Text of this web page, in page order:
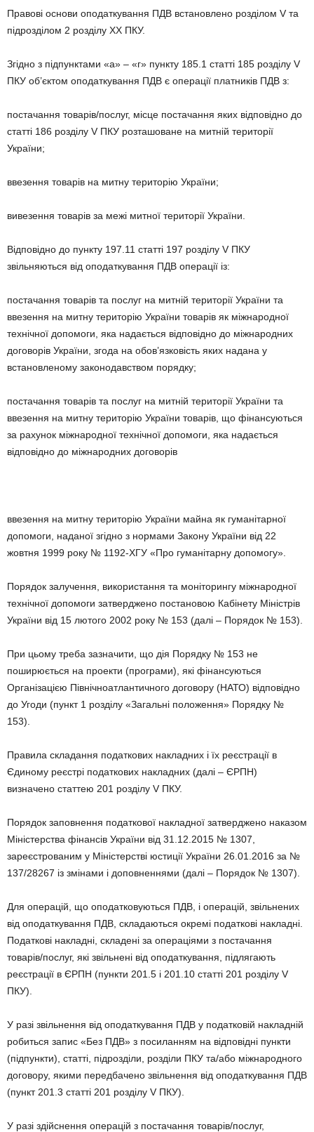
Правові основи оподаткування ПДВ встановлено розділом V та
підрозділом 2 розділу XX ПКУ.
Згідно з підпунктами «а» – «г» пункту 185.1 статті 185 розділу V
ПКУ об’єктом оподаткування ПДВ є операції платників ПДВ з:
постачання товарів/послуг, місце постачання яких відповідно до
статті 186 розділу V ПКУ розташоване на митній території
України;
ввезення товарів на митну територію України;
вивезення товарів за межі митної території України.
Відповідно до пункту 197.11 статті 197 розділу V ПКУ
звільняються від оподаткування ПДВ операції із:
постачання товарів та послуг на митній території України та
ввезення на митну територію України товарів як міжнародної
технічної допомоги, яка надається відповідно до міжнародних
договорів України, згода на обов’язковість яких надана у
встановленому законодавством порядку;
постачання товарів та послуг на митній території України та
ввезення на митну територію України товарів, що фінансуються
за рахунок міжнародної технічної допомоги, яка надається
відповідно до міжнародних договорів
ввезення на митну територію України майна як гуманітарної
допомоги, наданої згідно з нормами Закону України від 22
жовтня 1999 року № 1192-ХГУ «Про гуманітарну допомогу».
Порядок залучення, використання та моніторингу міжнародної
технічної допомоги затверджено постановою Кабінету Міністрів
України від 15 лютого 2002 року № 153 (далі – Порядок № 153).
При цьому треба зазначити, що дія Порядку № 153 не
поширюється на проекти (програми), які фінансуються
Організацією Північноатлантичного договору (НАТО) відповідно
до Угоди (пункт 1 розділу «Загальні положення» Порядку №
153).
Правила складання податкових накладних і їх реєстрації в
Єдиному реєстрі податкових накладних (далі – ЄРПН)
визначено статтею 201 розділу V ПКУ.
Порядок заповнення податкової накладної затверджено наказом
Міністерства фінансів України від 31.12.2015 № 1307,
зареєстрованим у Міністерстві юстиції України 26.01.2016 за №
137/28267 із змінами і доповненнями (далі – Порядок № 1307).
Для операцій, що оподатковуються ПДВ, і операцій, звільнених
від оподаткування ПДВ, складаються окремі податкові накладні.
Податкові накладні, складені за операціями з постачання
товарів/послуг, які звільнені від оподаткування, підлягають
реєстрації в ЄРПН (пункти 201.5 і 201.10 статті 201 розділу V
ПКУ).
У разі звільнення від оподаткування ПДВ у податковій накладній
робиться запис «Без ПДВ» з посиланням на відповідні пункти
(підпункти), статті, підрозділи, розділи ПКУ та/або міжнародного
договору, якими передбачено звільнення від оподаткування ПДВ
(пункт 201.3 статті 201 розділу V ПКУ).
У разі здійснення операцій з постачання товарів/послуг,